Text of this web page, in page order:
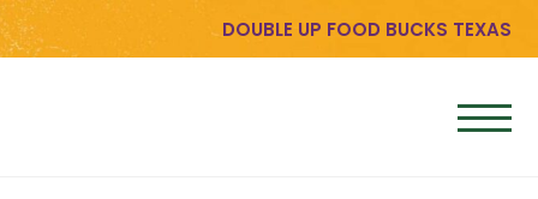
DOUBLE UP FOOD BUCKS TEXAS